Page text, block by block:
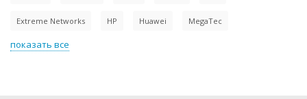
Extreme Networks HP Huawei MegaTec
показать все